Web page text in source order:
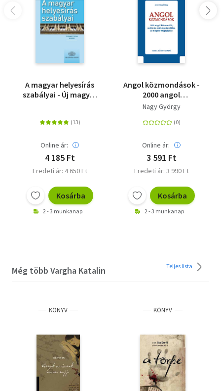
A magyar helyesírás
szabályai - Új magyar
Online ár:
4 185 Ft
Eredeti ár: 4 650 Ft
Kosárba
2 - 3 munkanap
Angol közmondások -
2000 angol
közmondás, szólás és
magyar megfelelője
Nagy György
Online ár:
3 591 Ft
Eredeti ár: 3 990 Ft
Kosárba
2 - 3 munkanap
Még több Vargha Katalin Teljes lista
KÖNYV KÖNYV